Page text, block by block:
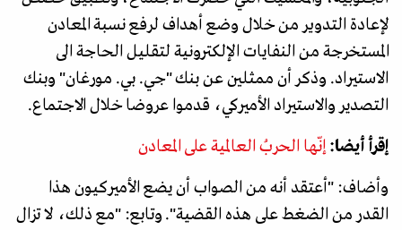
لإعادة التدوير من خلال وضع أهداف لرفع نسبة المعادن
المستخرجة من النفايات الإلكترونية لتقليل الحاجة الى
الاستيراد. وذكر أن ممثلين عن بنك "جي. بي. مورغان" وبنك
التصدير والاستيراد الأميركي، قدموا عروضا خلال الاجتماع.
إقرأ أيضا:إنّها الحربُ العالمية على المعادن
وأضاف: "أعتقد أنه من الصواب أن يضع الأميركيون هذا
القدر من الضغط على هذه القضية". وتابع: "مع ذلك، لا تزال